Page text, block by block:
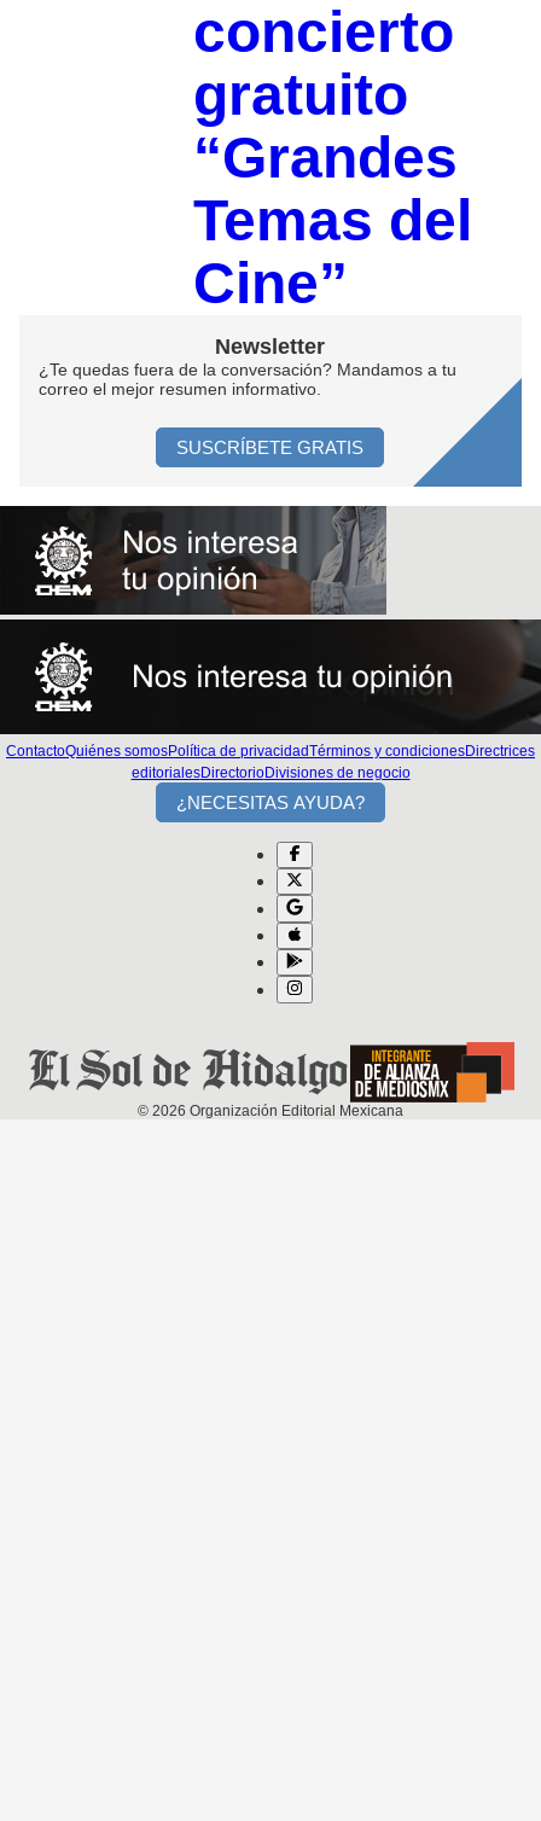
concierto
gratuito
“Grandes
Temas del
Cine”
Newsletter
¿Te quedas fuera de la conversación? Mandamos a tu
correo el mejor resumen informativo.
SUSCRÍBETE GRATIS
ContactoQuiénes somosPolítica de privacidadTérminos y condicionesDirectrices
editorialesDirectorioDivisiones de negocio
¿NECESITAS AYUDA?
© 2026 Organización Editorial Mexicana